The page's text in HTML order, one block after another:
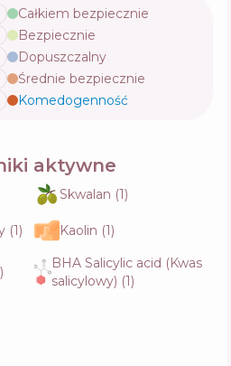
Całkiem bezpiecznie
Bezpiecznie
Dopuszczalny
Średnie bezpiecznie
Komedogenność
aktywne
Skwalan (1)
(1) Kaolin (1)
)
BHA Salicylic acid (Kwas
salicylowy) (1)